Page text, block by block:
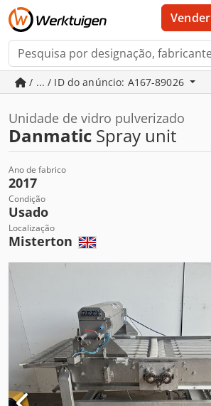
Vender
/ ... / ID do anúncio: A167-89026
Unidade de vidro pulverizado
Danmatic Spray unit
Ano de fabrico
2017
Condição
Usado
Localização
Misterton